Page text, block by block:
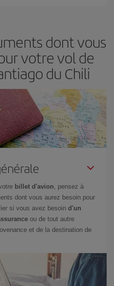
dont vous
votre vol de
du Chili
billet d'avion, pensez à
dont vous aurez besoin pour
si vous avez besoin d'un
ou de tout autre
et de la destination de